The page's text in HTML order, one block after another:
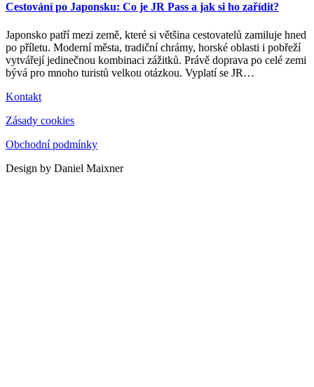
Cestování po Japonsku: Co je JR Pass a jak si ho zařídit?
Japonsko patří mezi země, které si většina cestovatelů zamiluje hned
po příletu. Moderní města, tradiční chrámy, horské oblasti i pobřeží
vytvářejí jedinečnou kombinaci zážitků. Právě doprava po celé zemi
bývá pro mnoho turistů velkou otázkou. Vyplatí se JR…
Kontakt
Zásady cookies
Obchodní podmínky
Design by Daniel Maixner